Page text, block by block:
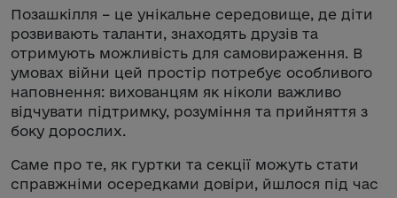
Позашкілля – це унікальне середовище, де діти
розвивають таланти, знаходять друзів та
отримують можливість для самовираження. В
умовах війни цей простір потребує особливого
наповнення: вихованцям як ніколи важливо
відчувати підтримку, розуміння та прийняття з
боку дорослих.
Саме про те, як гуртки та секції можуть стати
справжніми осередками довіри, йшлося під час